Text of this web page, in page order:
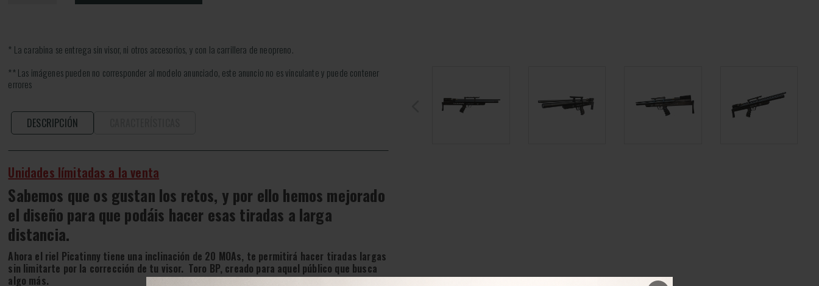
* La carabina se entrega sin visor, ni otros accesorios, y con la carrillera de neopreno.
** Las imágenes pueden no corresponder al modelo anunciado, este anuncio no es vinculante y puede contener
errores
DESCRIPCIÓN
Unidades límitadas a la venta
Sabemos que os gustan los retos, y por ello hemos mejorado
el diseño para que podáis hacer esas tiradas a larga
distancia.
Ahora el riel Picatinny tiene una inclinación de 20 MOAs, te permitirá hacer tiradas largas
sin limitarte por la corrección de tu visor. Toro BP, creado para aquel público que busca
algo más.